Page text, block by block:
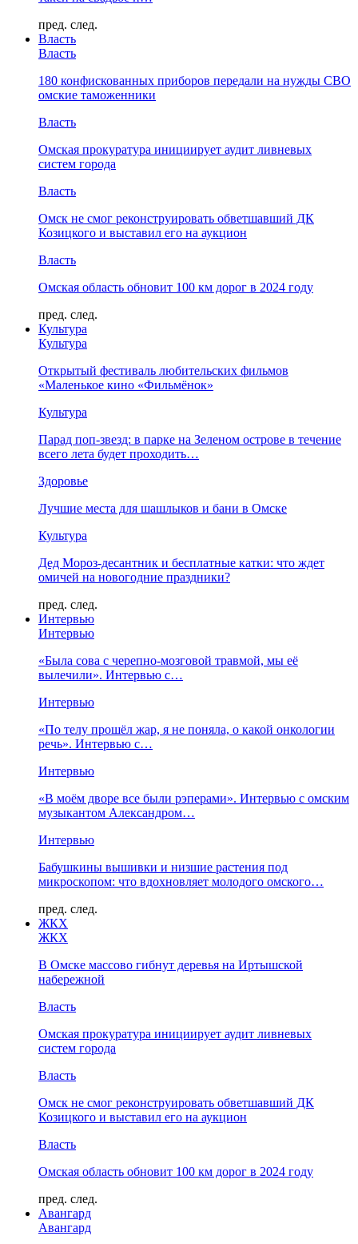
пред. след.
Власть
Власть
180 конфискованных приборов передали на нужды СВО
омские таможенники
Власть
Омская прокуратура инициирует аудит ливневых
систем города
Власть
Омск не смог реконструировать обветшавший ДК
Козицкого и выставил его на аукцион
Власть
Омская область обновит 100 км дорог в 2024 году
пред. след.
Культура
Культура
Открытый фестиваль любительских фильмов
«Маленькое кино «Фильмёнок»
Культура
Парад поп-звезд: в парке на Зеленом острове в течение
всего лета будет проходить…
Здоровье
Лучшие места для шашлыков и бани в Омске
Культура
Дед Мороз-десантник и бесплатные катки: что ждет
омичей на новогодние праздники?
пред. след.
Интервью
Интервью
«Была сова с черепно-мозговой травмой, мы её
вылечили». Интервью с…
Интервью
«По телу прошёл жар, я не поняла, о какой онкологии
речь». Интервью с…
Интервью
«В моём дворе все были рэперами». Интервью с омским
музыкантом Александром…
Интервью
Бабушкины вышивки и низшие растения под
микроскопом: что вдохновляет молодого омского…
пред. след.
ЖКХ
ЖКХ
В Омске массово гибнут деревья на Иртышской
набережной
Власть
Омская прокуратура инициирует аудит ливневых
систем города
Власть
Омск не смог реконструировать обветшавший ДК
Козицкого и выставил его на аукцион
Власть
Омская область обновит 100 км дорог в 2024 году
пред. след.
Авангард
Авангард